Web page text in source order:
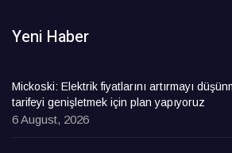
Yeni Haber
Mickoski: Elektrik fiyatlarını artırmayı
tarifeyi genişletmek için plan yapıyoruz
6 August, 2026